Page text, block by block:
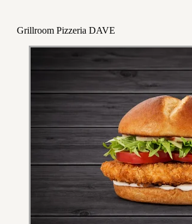
Grillroom Pizzeria DAVE